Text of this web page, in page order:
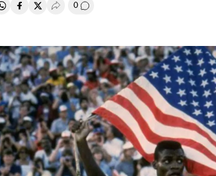
Compartir en Whatsapp
Compartir en Facebook
Compartir en Twitter
Desplegar Redes Sociales
0 Comentários